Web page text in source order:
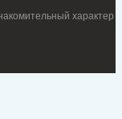
характер